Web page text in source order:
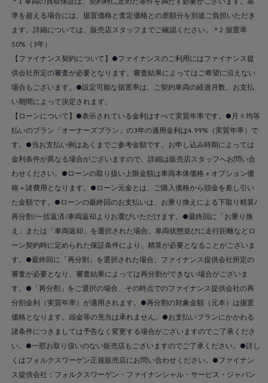
補助金・エコカー優遇制度
ID.4
Golf
Passat
ID. Buzz
アフターサービス
サービスと純正部品
フォルクスワーゲン純正部品のメリット
点検と車検
修理と点検
エンジンオイルおよびフルード類
ホイールとタイヤ
路上故障に関するサポート
フォルクスワーゲンサービス
アクセサリー
Lifestyle & goods
Car Navigation System
Drive Recorder
お客様情報
リサイクルへの取組み
警告灯とインジケーターランプ
特定整備情報
ユーザーガイド
運転上の注意
自動車リサイクル法
ロイヤリティプログラム
安心プログラム
メンテナンスプログラム
延長保証ウォルフィサポート
カスタマーセンター
タイヤパンク補償
認定中古車
“Certified Pre-Owned”の品質とは
延長保証サービスガイド
準を超える場合には、据置価格と査定価格との差額分を別途ご負担いただき
ます。詳細については、販売店スタッフまでご確認ください。＊2 据置率
50%（3年）
【ファイナンス契約について】●ファイナンスのご利用にはファイナンス提
供会社所定の審査が必要となります。審査結果によってはご希望に沿えない
場合もございます。●設定可能な据置率は、ご契約車両の経過月数、お支払
い期間によって決定されます。
【ローンについて】●表示されている金利はすべて実質年率です。●月々均等
払いのプラン「オーナーズプラン」の3年の適用金利は4.99%（実質年率）で
す。●当お支払い例はあくまでご参考金額です。お申し込み時期によっては
金利条件が異なる場合がございますので、詳細は販売店スタッフへお問い合
わせください。●ローンの取り扱い上限金額は車両本体価格＋オプション価
格＋諸費用となります。●ローン元金とは、ご購入価格から頭金を差し引い
た金額です。●ローンの最終回のお支払いは、お乗り換えによる下取り精算/
再分割/一括返済/車両返却よりお選びいただけます。●最終回に「お乗り換
え」または「車両返却」を選択された場合、車両状態並びに走行距離などロ
ーン契約時に定められた保証条件により、精算が必要となることがございま
す。●最終回に「再分割」を選択された場合、ファイナンス提供会社所定の
審査が必要となり、審査結果によっては再分割ができない場合がございま
す。●「再分割」をご選択の場合、その時点でのファイナンス提供会社の再
分割金利（実質年率）が適用されます。●再分割の対象金額（元本）は据置
価格となります。頭金等の充当は承れません。●お支払いプランにかかわる
諸条件につきましては予告なく変更する場合がございますのでご了承くださ
い。●一部お取り扱いのない販売店もございますのでご了承ください。●詳し
くはフォルクスワーゲン正規販売店にお問い合わせください。●ファイナン
ス提供会社：フォルクスワーゲン・ファイナンシャル・サービス・ジャパン